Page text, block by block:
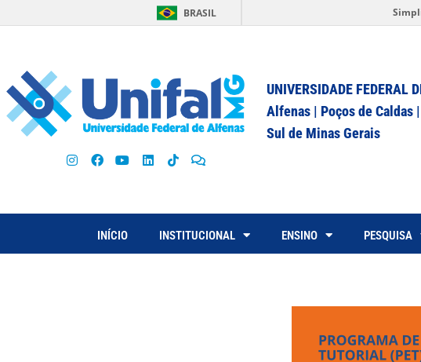
BRASIL
UNIVERSIDADE FEDERAL
Alfenas | Poços de Caldas
Sul de Minas Gerais
INÍCIO INSTITUCIONAL ENSINO PESQUISA